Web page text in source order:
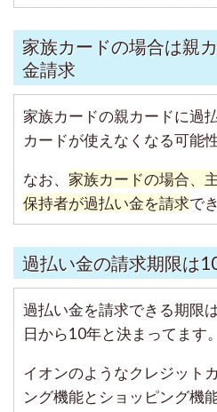
家族カードの場合は親
金請求
家族カードの親カードに過
カードが使えなくなる可能
なお、 家族カードの場合、
保持者が過払い金を請求で
過払い金の請求期限は
過払い金を請求できる期限
日から10年と決まってます。
イオンのようなクレジット
ング機能とショッピング機